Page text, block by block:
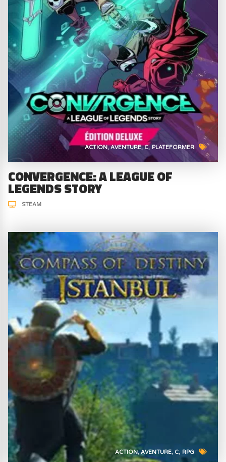
ACTION AVENTURE C PLATEFORMER
CONVERGENCE: A LEAGUE OF
LEGENDS STORY
STEAM
ACTION AVENTURE C RPG